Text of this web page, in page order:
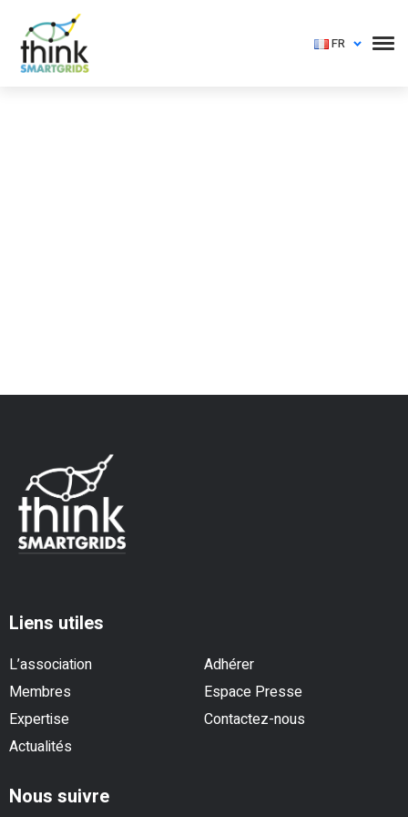
FR
Vous devez vous identifier pour voir cet événement
Liens utiles
L’association
Adhérer
Membres
Espace Presse
Expertise
Contactez-nous
Actualités
Nous suivre